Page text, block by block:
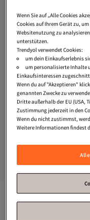
Capone Outfitters
mit flachem Absatz
Wenn Sie auf „Alle Cookies
Cookies auf Ihrem Gerät zu,
Websitenutzung zu
unterstützen.
Trendyol verwendet Cookies:
um dein Einkaufserlebnis
um personalisierte Inhalte
Einkaufsinteressen
Wenn du auf "Akzeptieren"
genannten Zwecke zu
Dritte außerhalb der EU (USA,
Zustimmung jederzeit in den
Wenn du nicht zustimmst,
Weitere Informationen findest